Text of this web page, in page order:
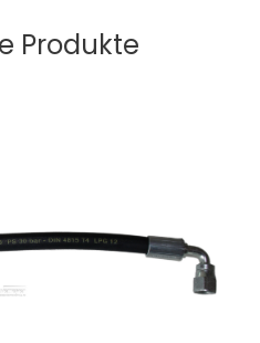
Produkte